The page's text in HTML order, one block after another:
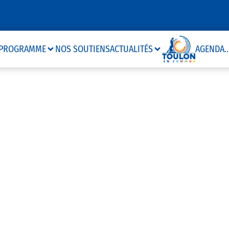
NOS SOUTIENSACTUALITÉS AGENDA